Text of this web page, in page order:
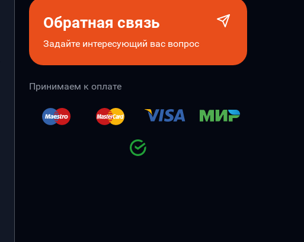
Обратная связь
Задайте интересующий вас вопрос
Принимаем к оплате